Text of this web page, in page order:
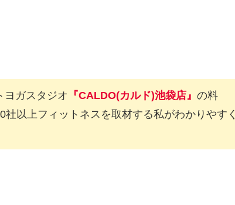
ヨガスタジオ 『CALDO(カルド)池袋店』 の料
以上フィットネスを取材する私がわかりやすく